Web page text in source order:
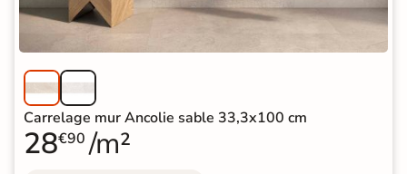
Carrelage mur Ancolie sable 33,3x100 cm
28€90 /m²